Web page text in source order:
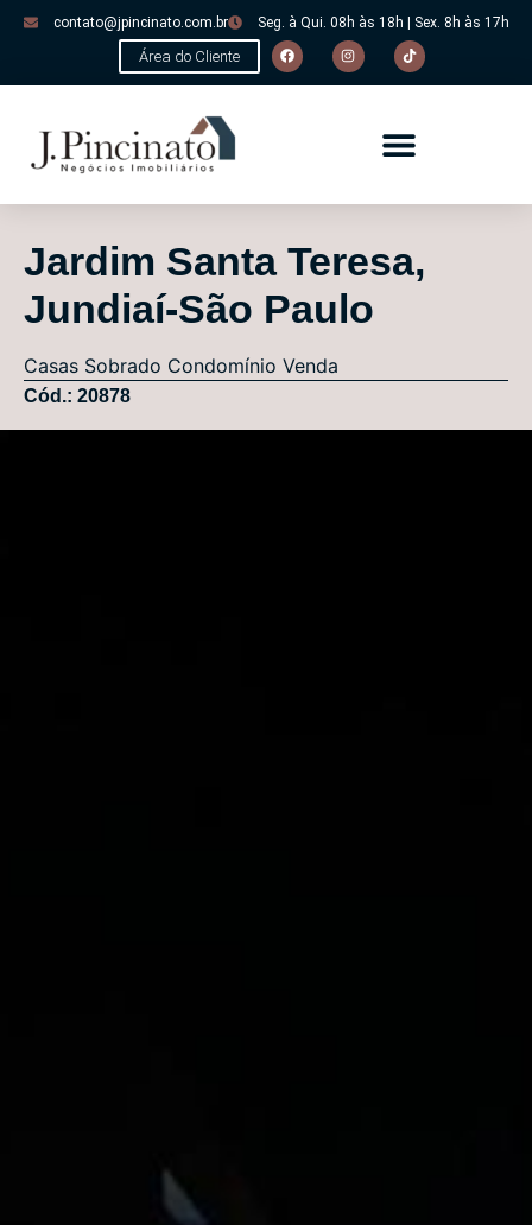
contato@jpincinato.com.br Seg. à Qui. 08h às 18h | Sex. 8h às 17h
Área do Cliente
Jardim Santa Teresa,
Jundiaí-São Paulo
Casas Sobrado Condomínio Venda
Cód.: 20878